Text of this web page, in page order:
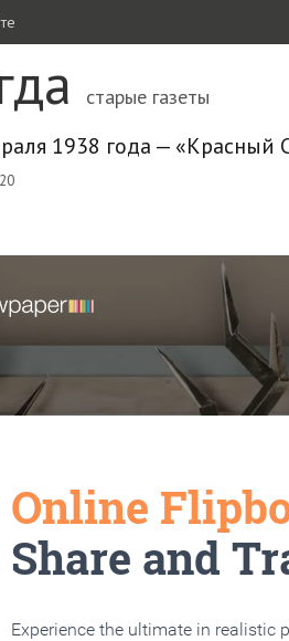
старые газеты
1938 года — «Красный